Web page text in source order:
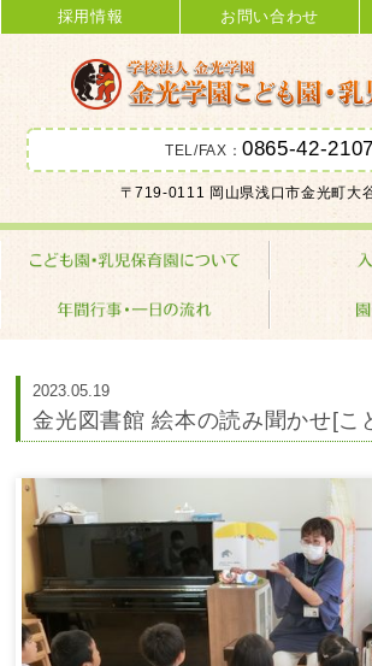
金光学園こども園･乳児
法人 金光学園
採用情報 お問い合わせ
TEL/FAX：0865-42-2107
〒719-0111 岡山県浅口市金光町大
2023.05.19
金光図書館 絵本の読み聞かせ[こ